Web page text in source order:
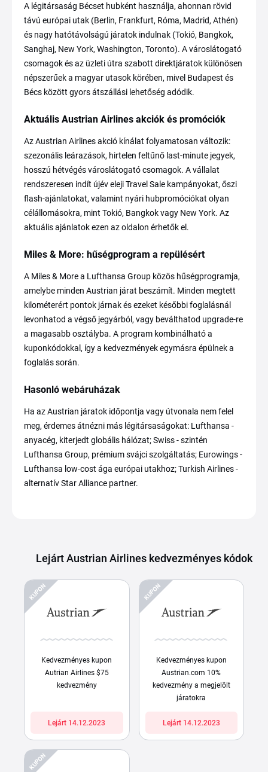
A légitársaság Bécset hubként használja, ahonnan rövid
távú európai utak (Berlin, Frankfurt, Róma, Madrid, Athén)
és nagy hatótávolságú járatok indulnak (Tokió, Bangkok,
Sanghaj, New York, Washington, Toronto). A városlátogató
csomagok és az üzleti útra szabott direktjáratok különösen
népszerűek a magyar utasok körében, mivel Budapest és
Bécs között gyors átszállási lehetőség adódik.
Aktuális Austrian Airlines akciók és promóciók
Az Austrian Airlines akció kínálat folyamatosan változik:
szezonális leárazások, hirtelen feltűnő last-minute jegyek,
hosszú hétvégés városlátogató csomagok. A vállalat
rendszeresen indít újév eleji Travel Sale kampányokat, őszi
flash-ajánlatokat, valamint nyári hubpromóciókat olyan
célállomásokra, mint Tokió, Bangkok vagy New York. Az
aktuális ajánlatok ezen az oldalon érhetők el.
Miles & More: hűségprogram a repülésért
A Miles & More a Lufthansa Group közös hűségprogramja,
amelybe minden Austrian járat beszámít. Minden megtett
kilométerért pontok járnak és ezeket későbbi foglalásnál
levonhatod a végső jegyárból, vagy beválthatod upgrade-re
a magasabb osztályba. A program kombinálható a
kuponkódokkal, így a kedvezmények egymásra épülnek a
foglalás során.
Hasonló webáruházak
Ha az Austrian járatok időpontja vagy útvonala nem felel
meg, érdemes átnézni más légitársaságokat: Lufthansa -
anyacég, kiterjedt globális hálózat; Swiss - szintén
Lufthansa Group, prémium svájci szolgáltatás; Eurowings -
Lufthansa low-cost ága európai utakhoz; Turkish Airlines -
alternatív Star Alliance partner.
Lejárt Austrian Airlines kedvezményes kódok
KUPON
Kedvezményes kupon
Autrian Airlines $75
kedvezmény
Lejárt 14.12.2023
KUPON
Kedvezményes kupon
Austrian.com 10%
kedvezmény a megjelölt
járatokra
Lejárt 14.12.2023
KUPON